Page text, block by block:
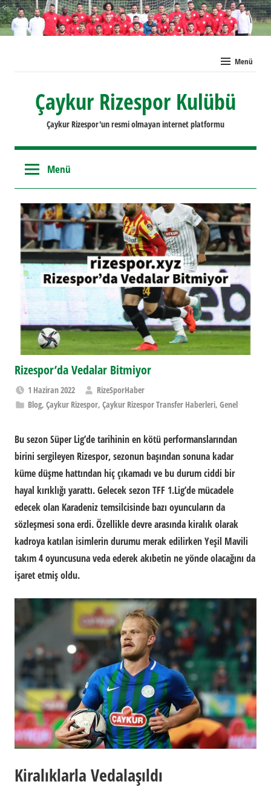
İçeriğe
geç
Menü
Çaykur Rizespor Kulübü
Çaykur Rizespor'un resmi olmayan internet platformu
Menü
Rizespor’da Vedalar Bitmiyor
1 Haziran 2022
RizeSporHaber
Blog,Çaykur Rizespor,Çaykur Rizespor Transfer Haberleri,Genel
Bu sezon Süper Lig’de tarihinin en kötü performanslarından
birini sergileyen Rizespor, sezonun başından sonuna kadar
küme düşme hattından hiç çıkamadı ve bu durum ciddi bir
hayal kırıklığı yarattı. Gelecek sezon TFF 1.Lig’de mücadele
edecek olan Karadeniz temsilcisinde bazı oyuncuların da
sözleşmesi sona erdi. Özellikle devre arasında kiralık olarak
kadroya katılan isimlerin durumu merak edilirken Yeşil Mavili
takım 4 oyuncusuna veda ederek akıbetin ne yönde olacağını da
işaret etmiş oldu.
Kiralıklarla Vedalaşıldı